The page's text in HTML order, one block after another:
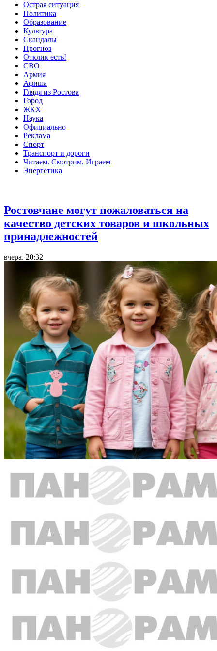
Острая ситуация
Политика
Образование
Культура
Скандалы
Прогноз
Отклик есть!
СВО
Армия
Афиша
Глядя из Ростова
Город
ЖКХ
Наука
Официально
Реклама
Спорт
Транспорт и дороги
Читаем. Смотрим. Играем
Энергетика
Ростовчане могут пожаловаться на
качество детских товаров и школьных
принадлежностей
вчера, 20:32